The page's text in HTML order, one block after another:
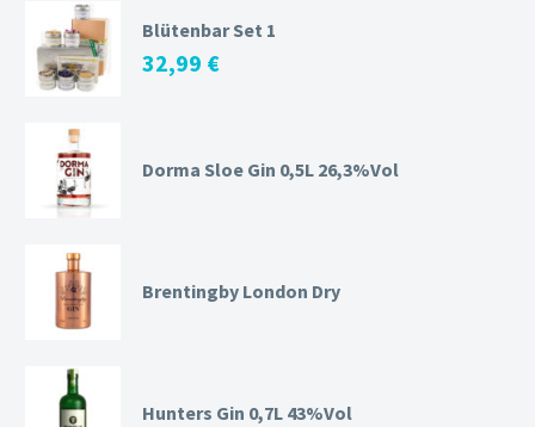
Blütenbar Set 1
32,99 €
Dorma Sloe Gin 0,5L 26,3%Vol
Brentingby London Dry
Hunters Gin 0,7L 43%Vol